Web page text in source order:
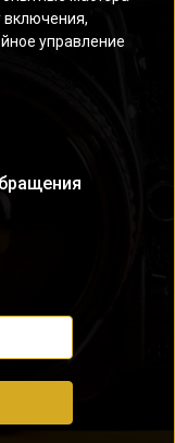
включения,
управление